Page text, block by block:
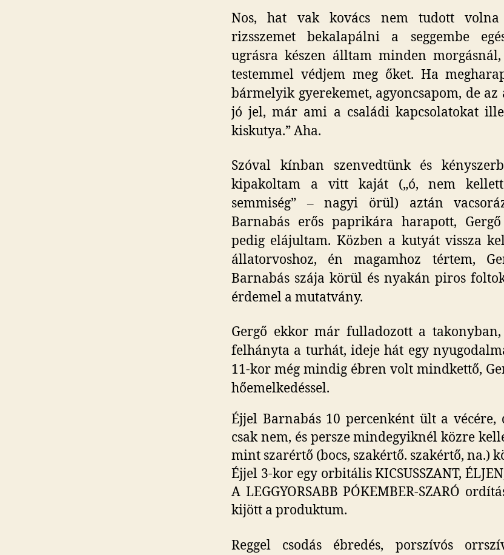
Nos, hat vak kovács nem tudott volna
rizsszemet bekalapálni a seggembe
ugrásra készen álltam minden
testemmel védjem meg őket. Ha
bármelyik gyerekemet, agyoncsapom, de
jó jel, már ami a családi kapcsolatokat
kiskutya.” Aha.
Szóval kínban szenvedtünk és
kipakoltam a vitt kaját („ó, nem kellett
semmiség” – nagyi örül) aztán
Barnabás erős paprikára harapott,
pedig elájultam. Közben a kutyát vissza
állatorvoshoz, én magamhoz tértem,
Barnabás szája körül és nyakán piros
érdemel a mutatvány.
Gergő ekkor már fulladozott a
felhányta a turhát, ideje hát egy
11-kor még mindig ébren volt mindkettő,
hőemelkedéssel.
Éjjel Barnabás 10 percenként ült a vécére,
csak nem, és persze mindegyiknél közre
mint szarértő (bocs, szakértő. szakértő, na.)
Éjjel 3-kor egy orbitális KICSUSSZANT,
A LEGGYORSABB PÓKEMBER-SZARÓ
kijött a produktum.
Reggel csodás ébredés, porszívós